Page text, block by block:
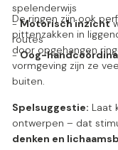
spelenderwijs
-Motorisch inzicht
routes
-Oog-
De ringen zijn ook
pittenzakken in
door opgehangen
vormgeving zijn ze
buiten.
Spelsuggestie: Laat
ontwerpen – dat
denken en